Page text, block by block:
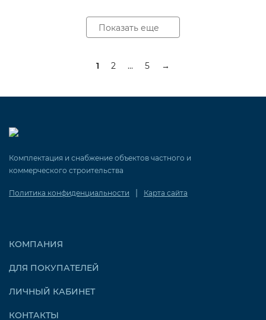
Показать еще
1 2 ... 5 →
Комплектация и снабжение объектов частного и
коммерческого строительства
Политика конфиденциальности | Карта сайта
КОМПАНИЯ
ДЛЯ ПОКУПАТЕЛЕЙ
ЛИЧНЫЙ КАБИНЕТ
КОНТАКТЫ